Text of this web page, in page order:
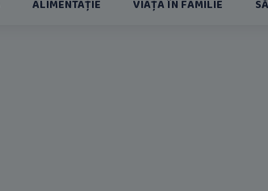
ALIMENTAȚIE VIAȚA ÎN FAMILIE